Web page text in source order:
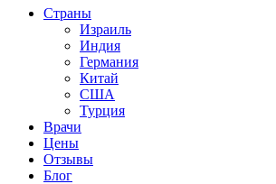
Страны
Израиль
Индия
Германия
Китай
США
Турция
Врачи
Цены
Отзывы
Блог